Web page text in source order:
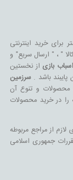
برای خرید اینترنتی
" ، " ارسال سریع" و
بازیاز نخستین
باشد .سرزمین
محصولات و تنوع آن
را در خرید محصولات
از مراجع مربوطه
جمهوری اسلامی